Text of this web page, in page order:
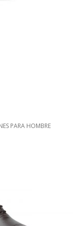
PARA HOMBRE